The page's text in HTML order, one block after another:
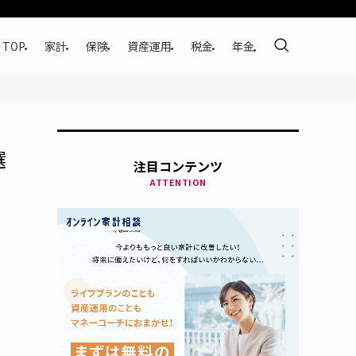
TOP 家計 保険 資産運用 税金 年金
注目コンテンツ
ATTENTION